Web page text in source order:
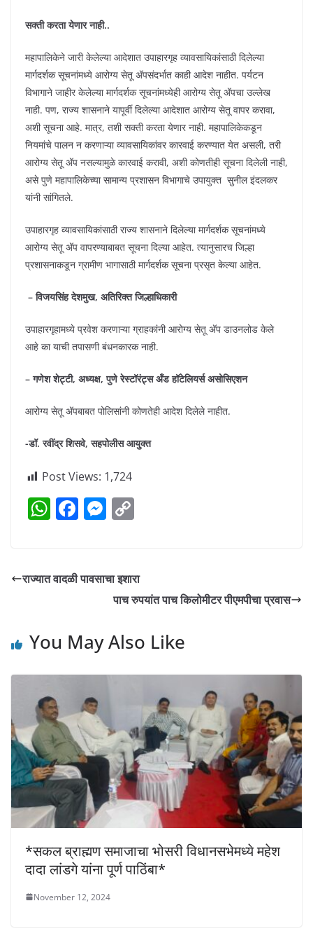
सक्ती करता येणार नाही..
महापालिकेने जारी केलेल्या आदेशात उपाहारगृह व्यावसायिकांसाठी दिलेल्या
मार्गदर्शक सूचनांमध्ये आरोग्य सेतू अ‍ॅपसंदर्भात काही आदेश नाहीत. पर्यटन
विभागाने जाहीर केलेल्या मार्गदर्शक सूचनांमध्येही आरोग्य सेतू अ‍ॅपचा उल्लेख
नाही. पण, राज्य शासनाने यापूर्वी दिलेल्या आदेशात आरोग्य सेतू वापर करावा,
अशी सूचना आहे. मात्र, तशी सक्ती करता येणार नाही. महापालिकेकडून
नियमांचे पालन न करणाऱ्या व्यावसायिकांवर कारवाई करण्यात येत असली, तरी
आरोग्य सेतू अ‍ॅप नसल्यामुळे कारवाई करावी, अशी कोणतीही सूचना दिलेली नाही,
असे पुणे महापालिकेच्या सामान्य प्रशासन विभागाचे उपायुक्त सुनील इंदलकर
यांनी सांगितले.
उपाहारगृह व्यावसायिकांसाठी राज्य शासनाने दिलेल्या मार्गदर्शक सूचनांमध्ये
आरोग्य सेतू अ‍ॅप वापरण्याबाबत सूचना दिल्या आहेत. त्यानुसारच जिल्हा
प्रशासनाकडून ग्रामीण भागासाठी मार्गदर्शक सूचना प्रसृत केल्या आहेत.
– विजयसिंह देशमुख, अतिरिक्त जिल्हाधिकारी
उपाहारगृहामध्ये प्रवेश करणाऱ्या ग्राहकांनी आरोग्य सेतू अ‍ॅप डाउनलोड केले
आहे का याची तपासणी बंधनकारक नाही.
– गणेश शेट्टी, अध्यक्ष, पुणे रेस्टॉरंट्स अँड हॉटेलियर्स असोसिएशन
आरोग्य सेतू अ‍ॅपबाबत पोलिसांनी कोणतेही आदेश दिलेले नाहीत.
-डॉ. रवींद्र शिसवे, सहपोलीस आयुक्त
Post Views: 1,724
W
s
p
F
e
o
M
e
n
er
y
Li
k
राज्यात वादळी पावसाचा इशारा
पाच रुपयांत पाच किलोमीटर पीएमपीचा प्रवास
You May Also Like
*सकल ब्राह्मण समाजाचा भोसरी विधानसभेमध्ये महेश
दादा लांडगे यांना पूर्ण पाठिंबा*
November 12, 2024